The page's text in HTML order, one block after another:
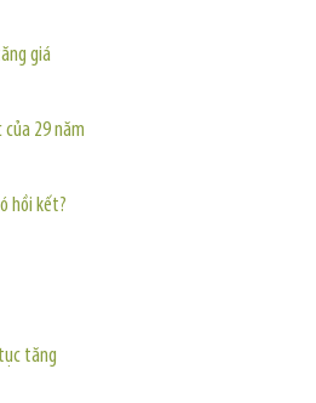
giá
của 29 năm
hồi kết?
tăng